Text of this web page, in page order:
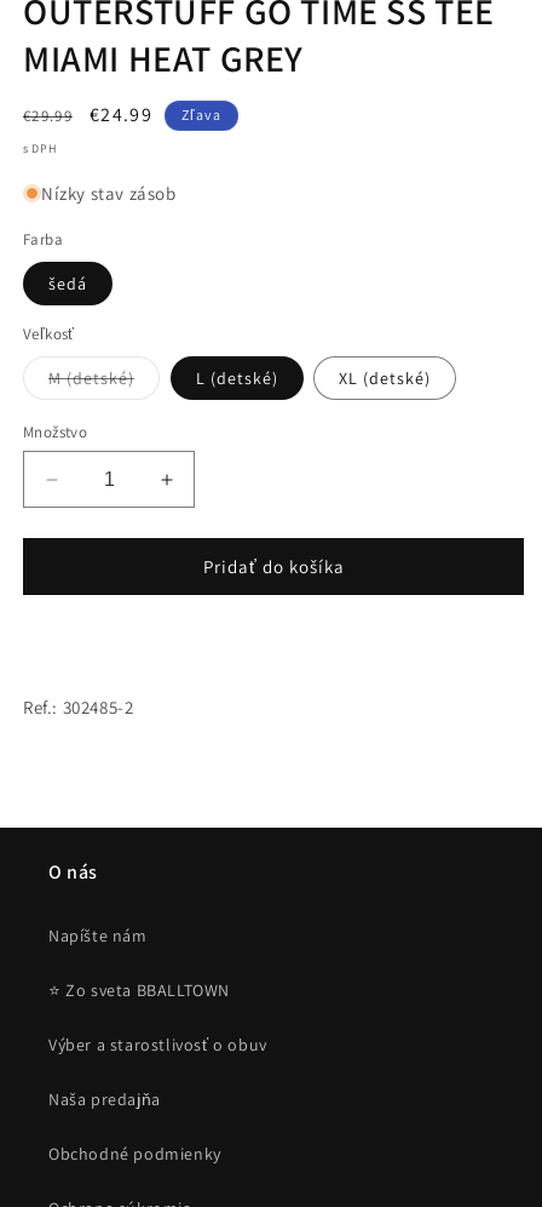
OUTERSTUFF GO TIME SS TEE
MIAMI HEAT GREY
Normálna
cena
€29.99
Cena
€24.99 Zľava
s DPH
Nízky stav zásob
Farba
šedá
Veľkosť
M (detské)Variant
je
L (detské) XL (detské)
Množstvo
množstvo
pre
GO
HEAT
Zvýšiť
množstvo
pre
OUTERSTUFF
GO
Pridať do košíka
Ref.: 302485-2
O nás
Napíšte nám
⭐ Zo sveta BBALLTOWN
Výber a starostlivosť o obuv
Naša predajňa
Obchodné podmienky